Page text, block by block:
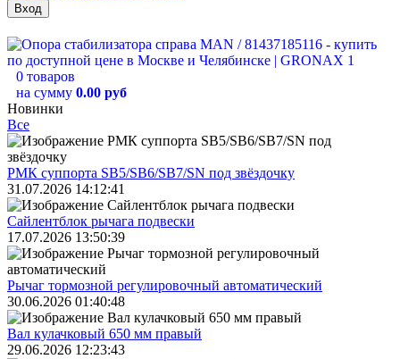
0 товаров
на сумму 0.00 руб
Новинки
Все
РМК суппорта SB5/SB6/SB7/SN под звёздочку
31.07.2026 14:12:41
Сайлентблок рычага подвески
17.07.2026 13:50:39
Рычаг тормозной регулировочный автоматический
30.06.2026 01:40:48
Вал кулачковый 650 мм правый
29.06.2026 12:23:43